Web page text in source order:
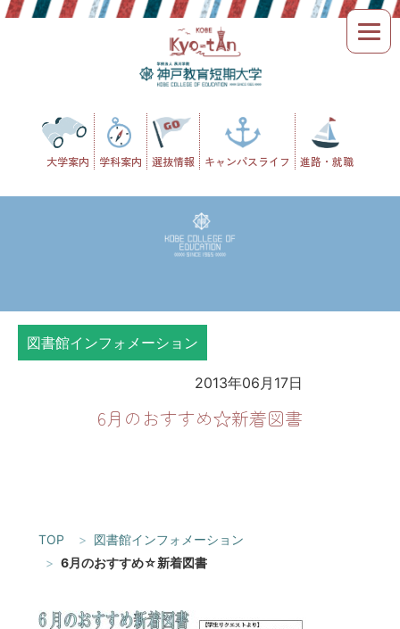
Skip
to
大学案内 学科案内 選抜情報 キャンパスライフ 進路・就職
図書館インフォメーション
2013年06月17日
6月のおすすめ☆新着図書
TOP
図書館インフォメーション
6月のおすすめ☆新着図書